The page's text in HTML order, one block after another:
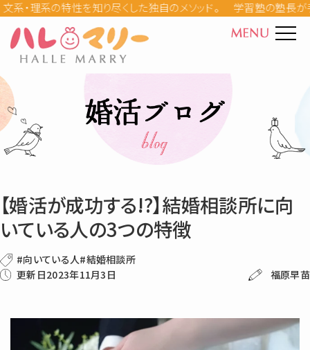
学習塾の塾長が手掛け
カウンセラー紹介
料金
婚活の母ダイアリー
婚活パーティー
相談所概要
【婚活が成功する!?】結婚相談所に向
いている人の3つの特徴
#向いている人#結婚相談所
更新日2023年11月3日
福原早苗
30代の婚活事情(5)
お見合いのコツ(8)
デートのコツ(13)
仮交際と真剣交際(6)
入会を検討している(11)
女性向け(9)